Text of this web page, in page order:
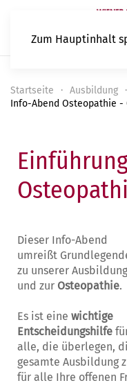
Zum Hauptinhalt
Startseite Ausbildung
Info-Abend Osteopathie -
Dieser Info-Abend
umreißt
zu unserer Ausbildung
und zur Osteopathie.
Es ist eine wichtige
Entscheidungshilfe
alle, die überlegen,
gesamte Ausbildung
für alle Ihre offenen